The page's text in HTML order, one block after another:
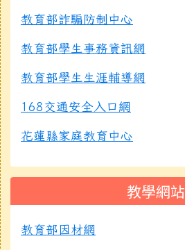
教育部詐騙防制中心
教育部學生事務資訊網
教育部學生生涯輔導網
168交通安全入口網
花蓮縣家庭教育中心
教學網站
教育部因材網